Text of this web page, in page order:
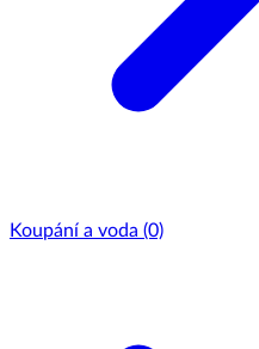
Koupání a voda (0)